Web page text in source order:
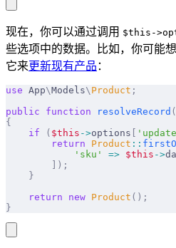
现在，你可以通过调用 $this-
些选项中的数据。比如，你可能
它来更新现有产品 ：
use App\Models\ Product ;
public function resolveRecord
{
    if
( $this ->options
        return
Product ::
            'sku'
=> $this ->
        ]);
    }
    return
new Product ();
}